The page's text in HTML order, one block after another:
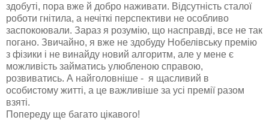
здобуті, пора вже й добро наживати. Відсутність сталої
роботи гнітила, а нечіткі перспективи не особливо
заспокоювали. Зараз я розумію, що насправді, все не так
погано. Звичайно, я вже не здобуду Нобелівську премію
з фізики і не винайду новий алгоритм, але у мене є
можливість займатись улюбленою справою,
розвиватись. А найголовніше - я щасливий в
особистому житті, а це важливіше за усі премії разом
взяті.
Попереду ще багато цікавого!